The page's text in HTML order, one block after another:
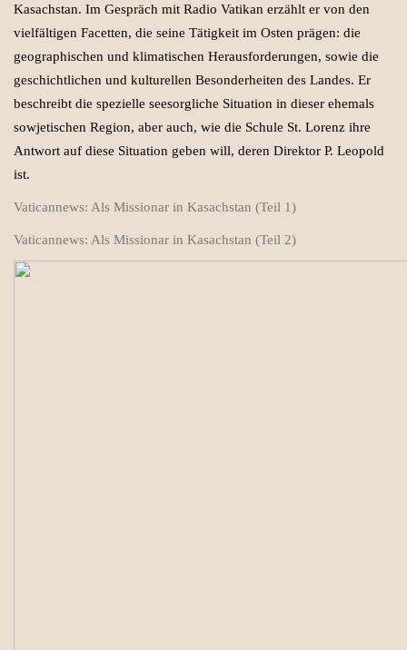
Kasachstan. Im Gespräch mit Radio Vatikan erzählt er von den
vielfältigen Facetten, die seine Tätigkeit im Osten prägen: die
geographischen und klimatischen Herausforderungen, sowie die
geschichtlichen und kulturellen Besonderheiten des Landes. Er
beschreibt die spezielle seesorgliche Situation in dieser ehemals
sowjetischen Region, aber auch, wie die Schule St. Lorenz ihre
Antwort auf diese Situation geben will, deren Direktor P. Leopold
ist.
Vaticannews: Als Missionar in Kasachstan (Teil 1)
Vaticannews: Als Missionar in Kasachstan (Teil 2)